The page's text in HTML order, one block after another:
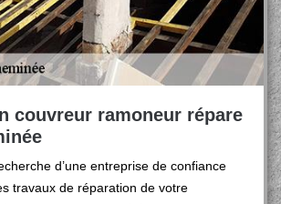
couvreur ramoneur répare
d’une entreprise de confiance
travaux de réparation de votre